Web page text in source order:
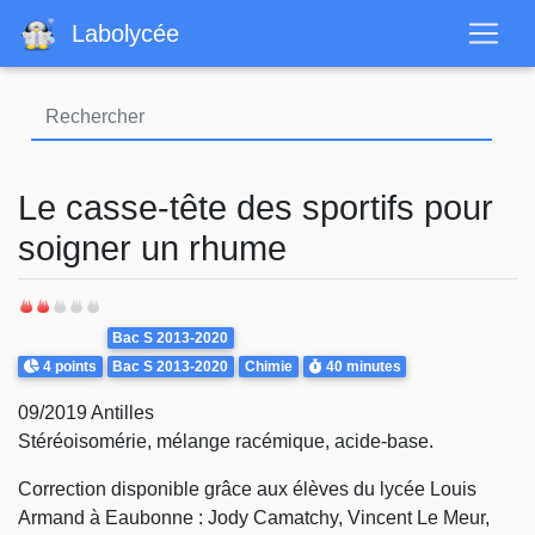
contenu
Labolycée
Le casse-tête des sportifs pour
soigner un rhume
Points
4 points
Theme
Bac S 2013-2020
Bac S 2013-2020
Chimie Durée
40 minutes
09/2019 Antilles
Stéréoisomérie, mélange racémique, acide-base.
Correction disponible grâce aux élèves du lycée Louis
Armand à Eaubonne : Jody Camatchy, Vincent Le Meur,